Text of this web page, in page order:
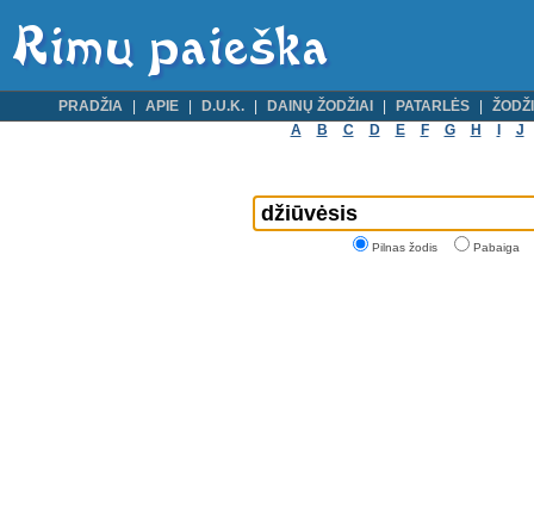
PRADŽIA APIE D.U.K. DAINŲ ŽODŽIAI PATARLĖS
A
B C D E F G H J
Pilnas žodis Pabaiga